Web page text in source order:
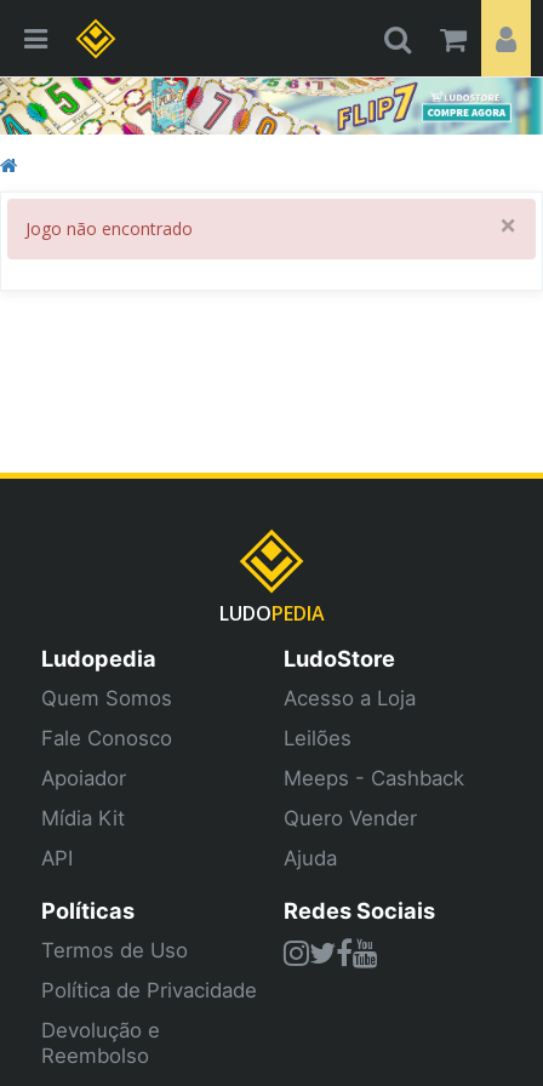
Jogo não encontrado ×
LUDOPEDIA
Ludopedia
Quem Somos
Fale Conosco
Apoiador
Mídia Kit
API
LudoStore
Acesso a Loja
Leilões
Meeps - Cashback
Quero Vender
Ajuda
Políticas
Termos de Uso
Política de Privacidade
Devolução e
Reembolso
Redes Sociais